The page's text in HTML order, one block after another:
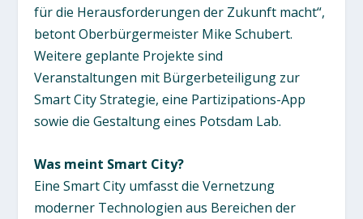
für die Herausforderungen der Zukunft macht“,
betont Oberbürgermeister Mike Schubert.
Weitere geplante Projekte sind
Veranstaltungen mit Bürgerbeteiligung zur
Smart City Strategie, eine Partizipations-App
sowie die Gestaltung eines Potsdam Lab.
Was meint Smart City?
Eine Smart City umfasst die Vernetzung
moderner Technologien aus Bereichen der